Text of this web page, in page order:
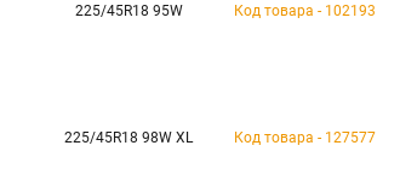
225/45R18 95W Код товара - 102193
225/45R18 98W XL Код товара - 127577